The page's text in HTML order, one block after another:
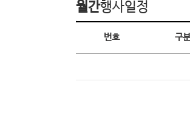
월간행사일정
번호 구분